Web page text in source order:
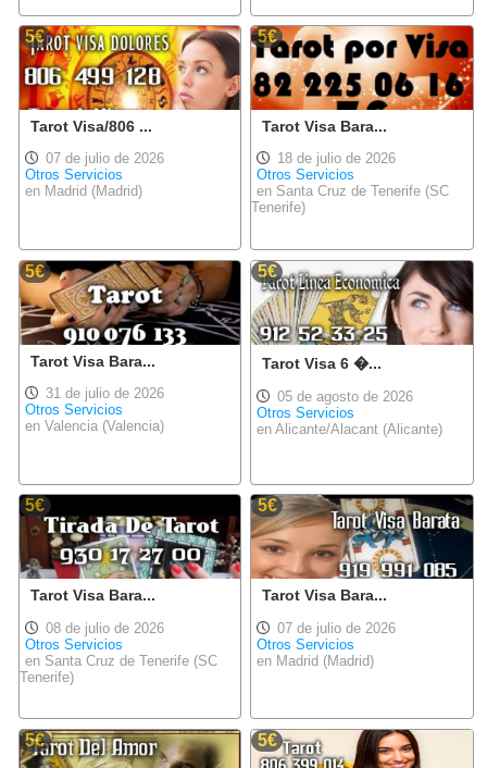
5€
Tarot Visa/806 ...
07 de julio de 2026
Otros Servicios
en Madrid (Madrid)
5€
Tarot Visa Bara...
18 de julio de 2026
Otros Servicios
en Santa Cruz de Tenerife (SC
Tenerife)
5€
Tarot Visa Bara...
31 de julio de 2026
Otros Servicios
en Valencia (Valencia)
5€
Tarot Visa 6 �...
05 de agosto de 2026
Otros Servicios
en Alicante/Alacant (Alicante)
5€
Tarot Visa Bara...
08 de julio de 2026
Otros Servicios
en Santa Cruz de Tenerife (SC
Tenerife)
5€
Tarot Visa Bara...
07 de julio de 2026
Otros Servicios
en Madrid (Madrid)
5€ 5€